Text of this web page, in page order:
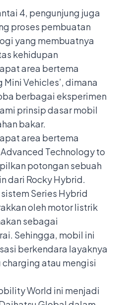
4, pengunjung juga
proses pembuatan
yang membuatnya
kehidupan
area bertema
Vehicles’, dimana
berbagai eksperimen
prinsip dasar mobil
bakar.
area bertema
Technology to
potongan sebuah
dari Rocky Hybrid.
Series Hybrid
oleh motor listrik
sebagai
Sehingga, mobil ini
berkendara layaknya
atau mengisi
World ini menjadi